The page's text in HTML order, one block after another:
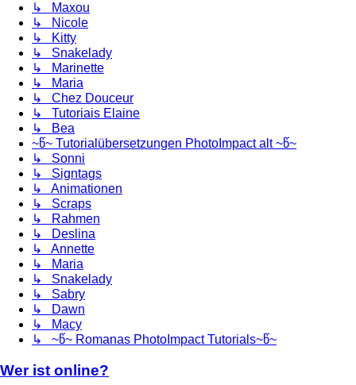
↳ Maxou
↳ Nicole
↳ Kitty
↳ Snakelady
↳ Marinette
↳ Maria
↳ Chez Douceur
↳ Tutoriais Elaine
↳ Bea
~წ~ Tutorialübersetzungen PhotoImpact alt ~წ~
↳ Sonni
↳ Signtags
↳ Animationen
↳ Scraps
↳ Rahmen
↳ Deslina
↳ Annette
↳ Maria
↳ Snakelady
↳ Sabry
↳ Dawn
↳ Macy
↳ ~წ~ Romanas PhotoImpact Tutorials~წ~
Wer ist online?